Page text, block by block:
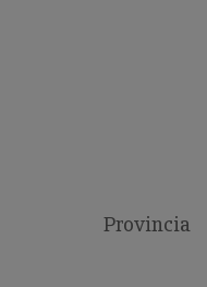
Provincia